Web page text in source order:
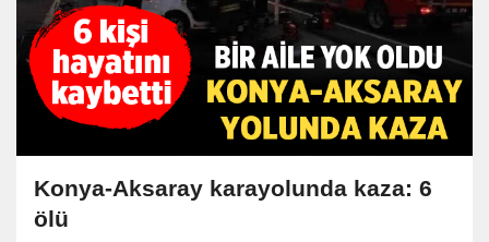
Konya-Aksaray karayolunda kaza: 6
ölü